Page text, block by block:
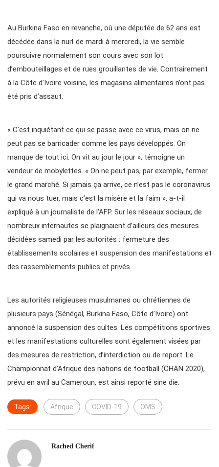
Au Burkina Faso en revanche, où une députée de 62 ans est
décédée dans la nuit de mardi à mercredi, la vie semble
poursuivre normalement son cours avec son lot
d’embouteillages et de rues grouillantes de vie. Contrairement
à la Côte d’Ivoire voisine, les magasins alimentaires n’ont pas
été pris d’assaut.
« C’est inquiétant ce qui se passe avec ce virus, mais on ne
peut pas se barricader comme les pays développés. On
manque de tout ici. On vit au jour le jour », témoigne un
vendeur de mobylettes. « On ne peut pas, par exemple, fermer
le grand marché. Si jamais ça arrive, ce n’est pas le coronavirus
qui va nous tuer, mais c’est la misère et la faim », a-t-il
expliqué à un journaliste de l’AFP. Sur les réseaux sociaux, de
nombreux internautes se plaignaient d’ailleurs des mesures
décidées samedi par les autorités : fermeture des
établissements scolaires et suspension des manifestations et
des rassemblements publics et privés.
Les autorités religieuses musulmanes ou chrétiennes de
plusieurs pays (Sénégal, Burkina Faso, Côte d’Ivoire) ont
annoncé la suspension des cultes. Les compétitions sportives
et les manifestations culturelles sont également visées par
des mesures de restriction, d’interdiction ou de report. Le
Championnat d’Afrique des nations de football (CHAN 2020),
prévu en avril au Cameroun, est ainsi reporté sine die.
Tags: Afrique COVID-19 OMS
Rached Cherif